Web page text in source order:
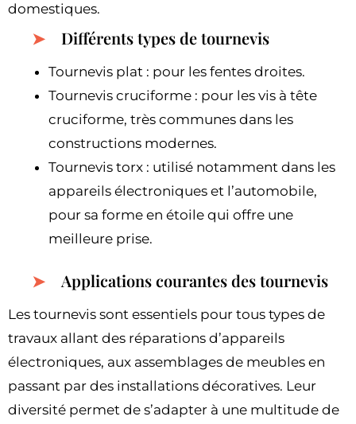
domestiques.
Différents types de tournevis
Tournevis plat : pour les fentes droites.
Tournevis cruciforme : pour les vis à tête
cruciforme, très communes dans les
constructions modernes.
Tournevis torx : utilisé notamment dans les
appareils électroniques et l’automobile,
pour sa forme en étoile qui offre une
meilleure prise.
Applications courantes des tournevis
Les tournevis sont essentiels pour tous types de
travaux allant des réparations d’appareils
électroniques, aux assemblages de meubles en
passant par des installations décoratives. Leur
diversité permet de s’adapter à une multitude de